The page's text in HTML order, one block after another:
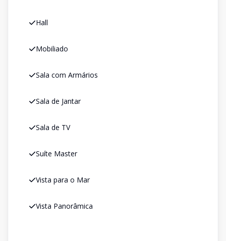
Hall
Mobiliado
Sala com Armários
Sala de Jantar
Sala de TV
Suíte Master
Vista para o Mar
Vista Panorâmica